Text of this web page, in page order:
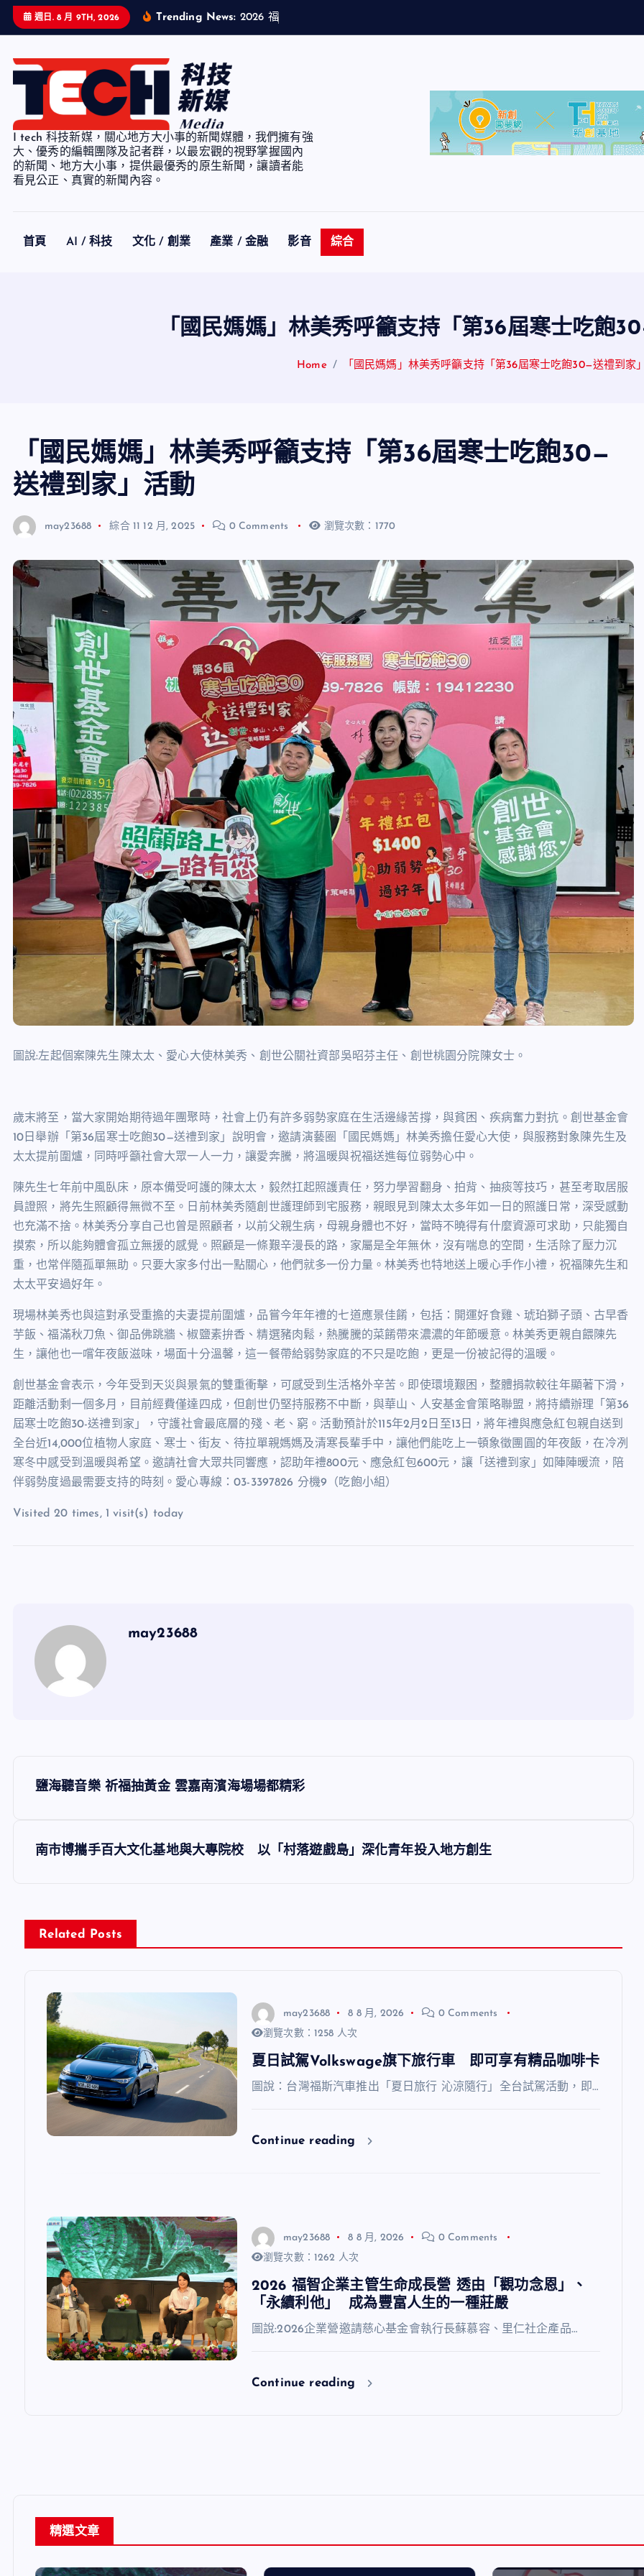
週日. 8 月 9TH, 2026 Trending News: 2026 福
I tech 科技新媒，關心地方大小事的新聞媒體，我們擁有強
大、優秀的編輯團隊及記者群，以最宏觀的視野掌握國內
的新聞、地方大小事，提供最優秀的原生新聞，讓讀者能
看見公正、真實的新聞內容。
首頁 AI / 科技 文化 / 創業 產業 / 金融 影音 綜合
「國民媽媽」林美秀呼籲支持「第36屆寒士吃飽
Home 「國民媽媽」林美秀呼籲支持「第36屆寒士吃飽30—送禮到家
「國民媽媽」林美秀呼籲支持「第36屆寒士吃飽30—
送禮到家」活動
may23688 綜合 11 12 月, 2025 0 Comments 瀏覽次數：1770
圖說:左起個案陳先生陳太太、愛心大使林美秀、創世公關社資部吳昭芬主任、創世桃園分院陳女士。
歲末將至，當大家開始期待過年團聚時，社會上仍有許多弱勢家庭在生活邊緣苦撐，與貧困、疾病奮力對抗。創世基金會
10 日舉辦「第36屆寒士吃飽30—送禮到家」說明會，邀請演藝圈「國民媽媽」林美秀擔任愛心大使，與服務對象陳先生及
太太提前圍爐，同時呼籲社會大眾一人一力，讓愛奔騰，將溫暖與祝福送進每位弱勢心中。
陳先生七年前中風臥床，原本備受呵護的陳太太，毅然扛起照護責任，努力學習翻身、拍背、抽痰等技巧，甚至考取居服
員證照，將先生照顧得無微不至。日前林美秀隨創世護理師到宅服務，親眼見到陳太太多年如一日的照護日常，深受感動
也充滿不捨。林美秀分享自己也曾是照顧者，以前父親生病，母親身體也不好，當時不曉得有什麼資源可求助，只能獨自
摸索，所以能夠體會孤立無援的感覺。照顧是一條艱辛漫長的路，家屬是全年無休，沒有喘息的空間，生活除了壓力沉
重，也常伴隨孤單無助。只要大家多付出一點關心，他們就多一份力量。林美秀也特地送上暖心手作小禮，祝福陳先生和
太太平安過好年。
現場林美秀也與這對承受重擔的夫妻提前圍爐，品嘗今年年禮的七道應景佳餚，包括：開運好食雞、琥珀獅子頭、古早香
芋飯、福滿秋刀魚、御品佛跳牆、椒鹽素拚香、精選豬肉鬆，熱騰騰的菜餚帶來濃濃的年節暖意。林美秀更親自餵陳先
生，讓他也一嚐年夜飯滋味，場面十分溫馨，這一餐帶給弱勢家庭的不只是吃飽，更是一份被記得的溫暖。
創世基金會表示，今年受到天災與景氣的雙重衝擊，可感受到生活格外辛苦。即使環境艱困，整體捐款較往年顯著下滑，
距離活動剩一個多月，目前經費僅達四成，但創世仍堅持服務不中斷，與華山、人安基金會策略聯盟，將持續辦理「第36
屆寒士吃飽30-送禮到家」，守護社會最底層的殘、老、窮。活動預計於115年2月2 日至13 日，將年禮與應急紅包親自送到
全台近14,000位植物人家庭、寒士、街友、待拉單親媽媽及清寒長輩手中，讓他們能吃上一頓象徵團圓的年夜飯，在冷冽
寒冬中感受到溫暖與希望。邀請社會大眾共同響應，認助年禮800元、應急紅包600元，讓「送禮到家」如陣陣暖流，陪
伴弱勢度過最需要支持的時刻。愛心專線：03-3397826 分機9 （吃飽小組）
Visited 20 times, 1 visit(s) today
may23688
文
導
鹽海聽音樂 祈福抽黃金 雲嘉南濱海場場都精彩
南市博攜手百大文化基地與大專院校 以「村落遊戲島」深化青年投入地方創生
Related Posts
may23688 8 8 月, 2026
0 Comments
瀏覽次數：1258 人次
夏日試駕Volkswage旗下旅行車 即可享有精品咖啡卡
圖說：台灣福斯汽車推出「夏日旅行 沁涼隨行」全台試駕活動，即…
Continue reading
may23688 8 8 月, 2026
0 Comments
瀏覽次數：1262 人次
2026 福智企業主管生命成長營 透由「觀功念恩」、
「永續利他」 成為豐富人生的一種莊嚴
圖說:2026企業營邀請慈心基金會執行長蘇慕容、里仁社企產品…
Continue reading
精選文章